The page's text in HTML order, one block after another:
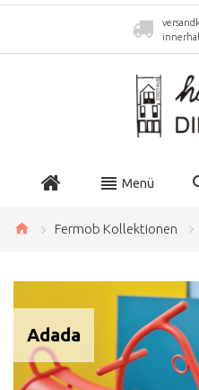
Menü
Fermob Kollektionen
Adada